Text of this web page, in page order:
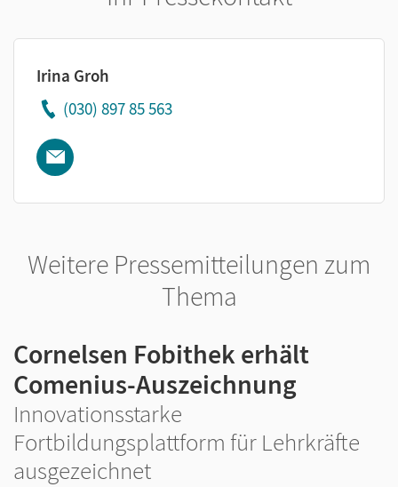
Irina Groh
(030) 897 85 563
Weitere Pressemitteilungen zum
Thema
Cornelsen Fobithek erhält
Comenius-Auszeichnung
Innovationsstarke
Fortbildungsplattform für Lehrkräfte
ausgezeichnet